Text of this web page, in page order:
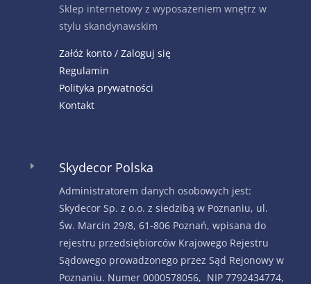
Sklep internetowy z wyposażeniem wnętrz w
stylu skandynawskim
Załóż konto / Zaloguj się
Regulamin
Polityka prywatności
Kontakt
E Skydecor Polska
Administratorem danych osobowych jest:
Skydecor Sp. z o.o. z siedzibą w Poznaniu, ul.
Św. Marcin 29/8, 61-806 Poznań, wpisana do
rejestru przedsiębiorców Krajowego Rejestru
Sądowego prowadzonego przez Sąd Rejonowy w
Poznaniu. Numer 0000578056, NIP 7792434774,